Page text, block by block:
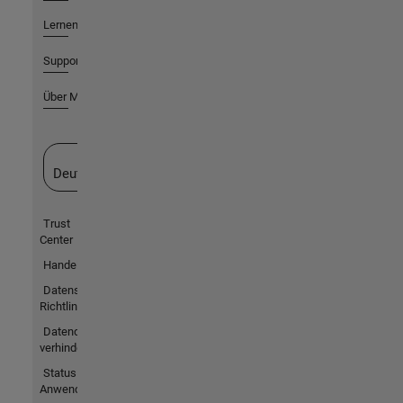
Lernen
Support
Über MathWorks
Deutschland
Trust
Center
Handelsmarken
Datenschutz-
Richtlinien
Datendiebstahl
verhindern
Status von
Anwendungen